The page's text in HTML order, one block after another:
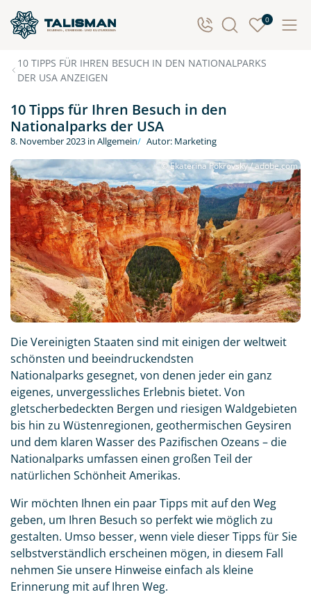
0
10 TIPPS FÜR IHREN BESUCH IN DEN NATIONALPARKS
DER USA ANZEIGEN
10 Tipps für Ihren Besuch in den
Nationalparks der USA
8. November 2023 in Allgemein Autor: Marketing
© Ekaterina Pokrovsky / adobe.com
Die Vereinigten Staaten sind mit einigen der weltweit
schönsten und beeindruckendsten
Nationalparks gesegnet, von denen jeder ein ganz
eigenes, unvergessliches Erlebnis bietet. Von
gletscherbedeckten Bergen und riesigen Waldgebieten
bis hin zu Wüstenregionen, geothermischen Geysiren
und dem klaren Wasser des Pazifischen Ozeans – die
Nationalparks umfassen einen großen Teil der
natürlichen Schönheit Amerikas.
Wir möchten Ihnen ein paar Tipps mit auf den Weg
geben, um Ihren Besuch so perfekt wie möglich zu
gestalten. Umso besser, wenn viele dieser Tipps für Sie
selbstverständlich erscheinen mögen, in diesem Fall
nehmen Sie unsere Hinweise einfach als kleine
Erinnerung mit auf Ihren Weg.